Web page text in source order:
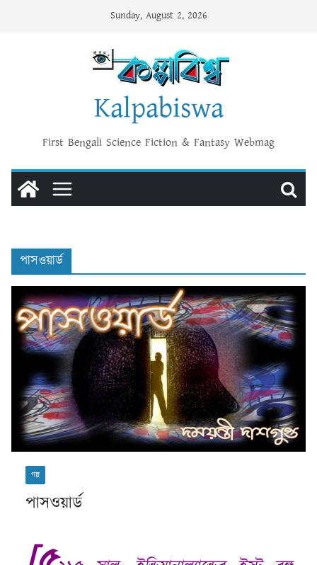
Sunday, August 2, 2026
Kalpabiswa
First Bengali Science Fiction & Fantasy Webmag
পাসওয়ার্ড
গল্প
পাসওয়ার্ড